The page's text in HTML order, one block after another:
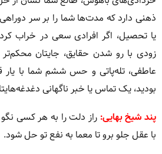
ذهنی دارد که مدت‌ها شما را بر سر
یا تحصیل، اگر افرادی سعی در خراب
زودی با رو شدن حقایق، جایتان
عاطفی، تله‌پاتی و حس ششم شما با یار
بودید، یک تماس یا خبر ناگهانی
پند شیخ بهایی: راز دلت را به هر کسی
با عقل جلو برو تا معما به نفع تو حل شود.